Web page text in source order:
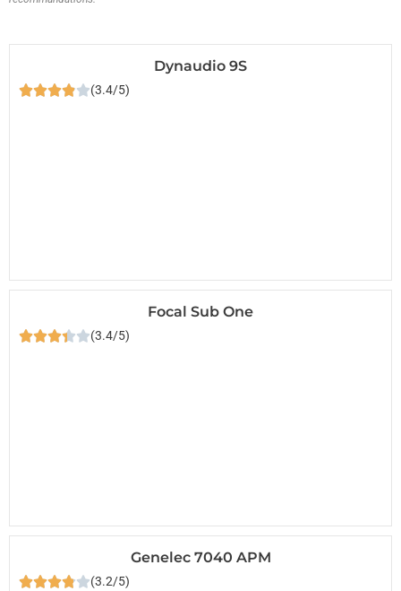
Dynaudio 9S
(3.4/5)
Focal Sub One
(3.4/5)
Genelec 7040 APM
(3.2/5)